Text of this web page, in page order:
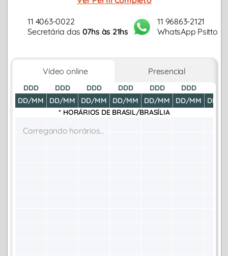
autoconhecimento, autodesenvolvimento...
11 4063-0022
Secretária das 07hs às 21hs
11 96863-2121
WhatsApp Psitto
Vídeo online Presencial
DDD
DD/MM
DDD
DD/MM
DDD
DD/MM
DDD
DD/MM
DDD
DD/MM
DDD
DD/MM
DD/
* HORÁRIOS DE BRASIL/BRASÍLIA
Carregando horários...